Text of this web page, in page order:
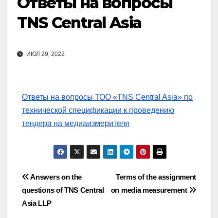
TNS Central Asia
ИЮЛ 29, 2022
Ответы на вопросы ТОО «TNS Central Asia» по
технической спецификации к проведению
тендера на медиаизмерителя
Навигация
по
Terms of the assignment
on media measurement
Answers on the
questions of TNS Central
Asia LLP